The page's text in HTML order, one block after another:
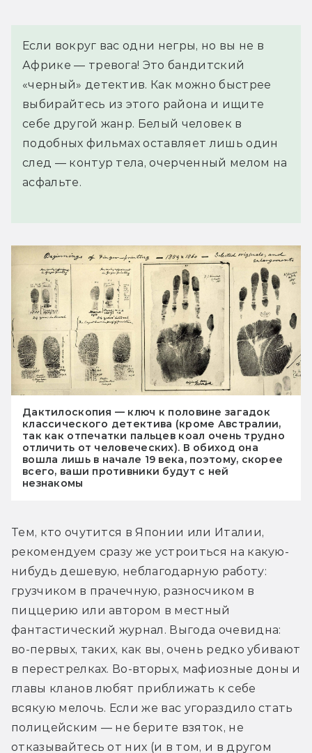
Если вокруг вас одни негры, но вы не в
Африке — тревога! Это бандитский
«черный» детектив. Как можно быстрее
выбирайтесь из этого района и ищите
себе другой жанр. Белый человек в
подобных фильмах оставляет лишь один
след — контур тела, очерченный мелом на
асфальте.
Дактилоскопия — ключ к половине загадок
классического детектива (кроме Австралии,
так как отпечатки пальцев коал очень трудно
отличить от человеческих). В обиход она
вошла лишь в начале 19 века, поэтому, скорее
всего, ваши противники будут с ней
незнакомы
Тем, кто очутится в Японии или Италии,
рекомендуем сразу же устроиться на какую-
нибудь дешевую, неблагодарную работу:
грузчиком в прачечную, разносчиком в
пиццерию или автором в местный
фантастический журнал. Выгода очевидна:
во-первых, таких, как вы, очень редко убивают
в перестрелках. Во-вторых, мафиозные доны и
главы кланов любят приближать к себе
всякую мелочь. Если же вас угораздило стать
полицейским — не берите взяток, не
отказывайтесь от них (и в том, и в другом